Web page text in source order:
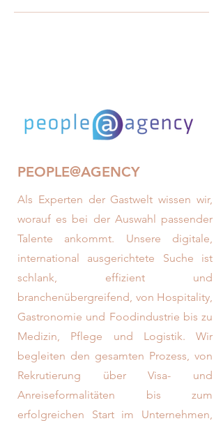
PEOPLE@AGENCY
Als Experten der Gastwelt wissen wir,
worauf es bei der Auswahl passender
Talente ankommt. Unsere digitale,
international ausgerichtete Suche ist
schlank, effizient und
branchenübergreifend, von Hospitality,
Gastronomie und Foodindustrie bis zu
Medizin, Pflege und Logistik. Wir
begleiten den gesamten Prozess, von
Rekrutierung über Visa- und
Anreiseformalitäten bis zum
erfolgreichen Start im Unternehmen,